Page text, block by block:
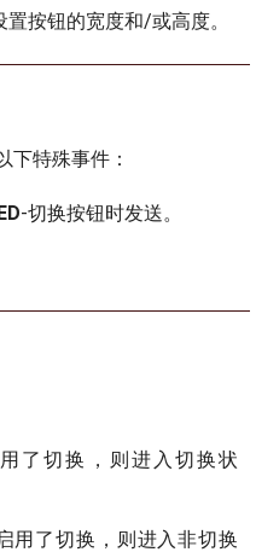
按钮的宽度和/或高度。
下特殊事件：
-切换按钮时发送。
了切换，则进入切换状
用了切换，则进入非切换